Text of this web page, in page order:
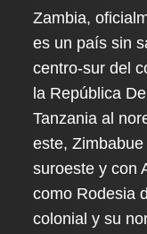
Zambia,
es un país sin
centro-sur del
la República
Tanzania al
este,
suroeste y con
como Rodesia
colonial y su